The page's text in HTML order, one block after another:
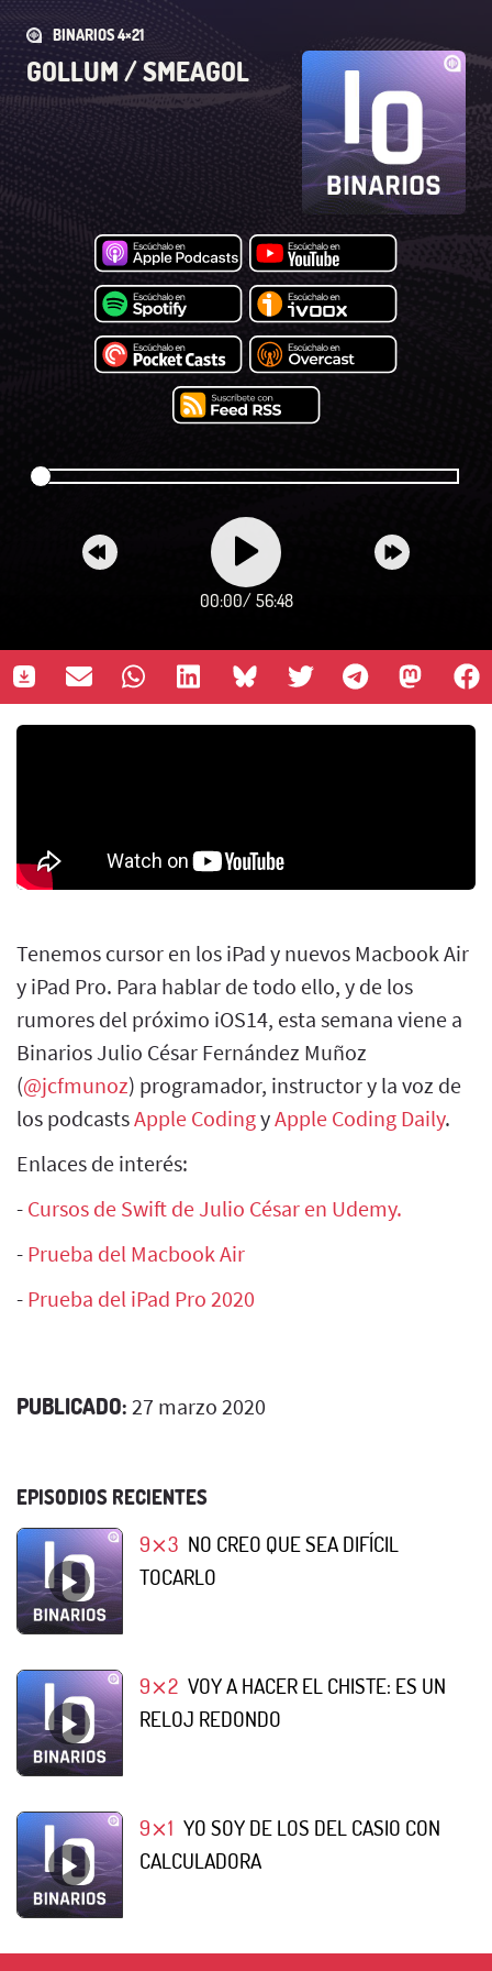
BINARIOS 4×21
GOLLUM / SMEAGOL
00:00/ 56:48
Tenemos cursor en los iPad y nuevos Macbook Air
y iPad Pro. Para hablar de todo ello, y de los
rumores del próximo iOS14, esta semana viene a
Binarios Julio César Fernández Muñoz
(@jcfmunoz) programador, instructor y la voz de
los podcastsApple CodingyApple Coding Daily.
Enlaces de interés:
- Cursos de Swift de Julio César en Udemy.
- Prueba del Macbook Air
- Prueba del iPad Pro 2020
PUBLICADO: 27 marzo 2020
EPISODIOS RECIENTES
9⨯3 NO CREO QUE SEA DIFÍCIL
TOCARLO
9⨯2 VOY A HACER EL CHISTE: ES UN
RELOJ REDONDO
9⨯1 YO SOY DE LOS DEL CASIO CON
CALCULADORA